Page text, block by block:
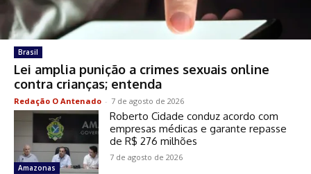
Brasil
Lei amplia punição a crimes sexuais online
contra crianças; entenda
Redação O Antenado - 7 de agosto de 2026
Amazonas
Roberto Cidade conduz acordo com
empresas médicas e garante repasse
de R$ 276 milhões
7 de agosto de 2026